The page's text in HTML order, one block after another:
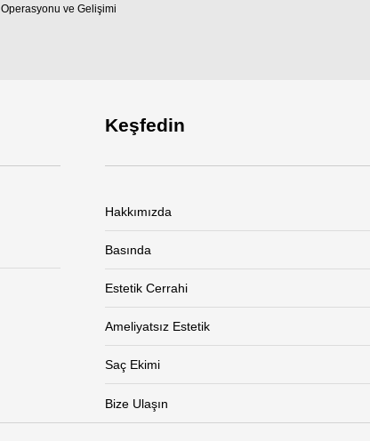
Operasyonu ve Gelişimi
Keşfedin
Hakkımızda
Basında
Estetik Cerrahi
Ameliyatsız Estetik
Saç Ekimi
Bize Ulaşın